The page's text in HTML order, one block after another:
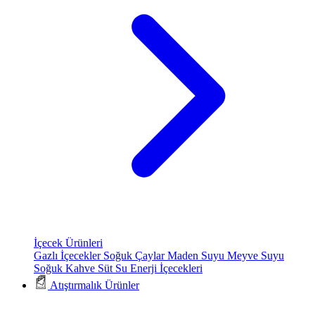
İçecek Ürünleri
Gazlı İçecekler Soğuk ÇaylarMaden Suyu Meyve Suyu
Soğuk Kahve Süt Su Enerji İçecekleri
Atıştırmalık Ürünler